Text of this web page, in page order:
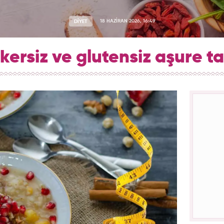
DİYET 18 HAZİRAN 2026, 16:49
ve glutensiz aşure